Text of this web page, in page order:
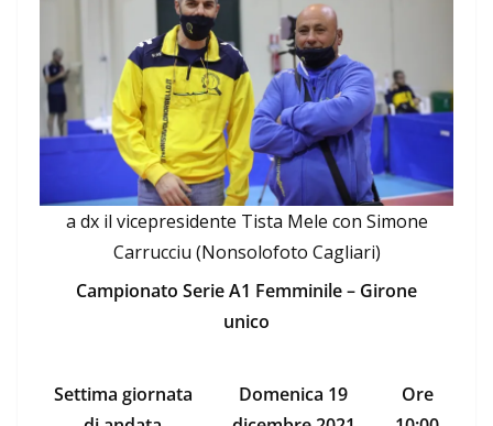
a dx il vicepresidente Tista Mele con Simone
Carrucciu (Nonsolofoto Cagliari)
Campionato Serie A1 Femminile – Girone
unico
Settima giornata
Domenica 19
Ore